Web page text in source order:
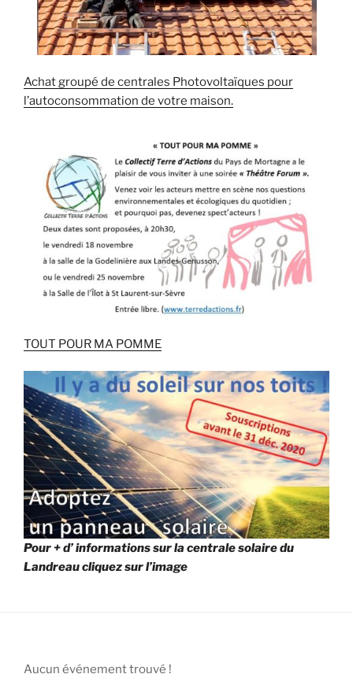
Achat groupé de centrales Photovoltaïques pour
l’autoconsommation de votre maison.
TOUT POUR MA POMME
Pour + d’informations sur la centrale solaire du
Landreau cliquez sur l’image
Aucun événement trouvé !